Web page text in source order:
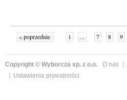
« poprzednie 1 ... 7 8 9
Copyright © Wyborcza sp. z o.o. O nas
Ustawienia prywatności